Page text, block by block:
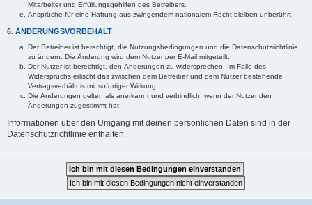
Mitarbeiter und Erfüllungsgehilfen des Betreibers.
Ansprüche für eine Haftung aus zwingendem nationalem Recht bleiben unberührt.
6. ÄNDERUNGSVORBEHALT
Der Betreiber ist berechtigt, die Nutzungsbedingungen und die Datenschutzrichtlinie
zu ändern. Die Änderung wird dem Nutzer per E-Mail mitgeteilt.
Der Nutzer ist berechtigt, den Änderungen zu widersprechen. Im Falle des
Widerspruchs erlischt das zwischen dem Betreiber und dem Nutzer bestehende
Vertragsverhältnis mit sofortiger Wirkung.
Die Änderungen gelten als anerkannt und verbindlich, wenn der Nutzer den
Änderungen zugestimmt hat.
Informationen über den Umgang mit deinen persönlichen Daten sind in der
Datenschutzrichtlinie enthalten.